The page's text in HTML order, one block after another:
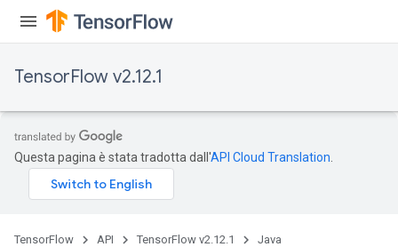
TensorFlow v2.12.1
Questa pagina è stata tradotta dall'API Cloud Translation
TensorFlow API TensorFlow v2.12.1 Java